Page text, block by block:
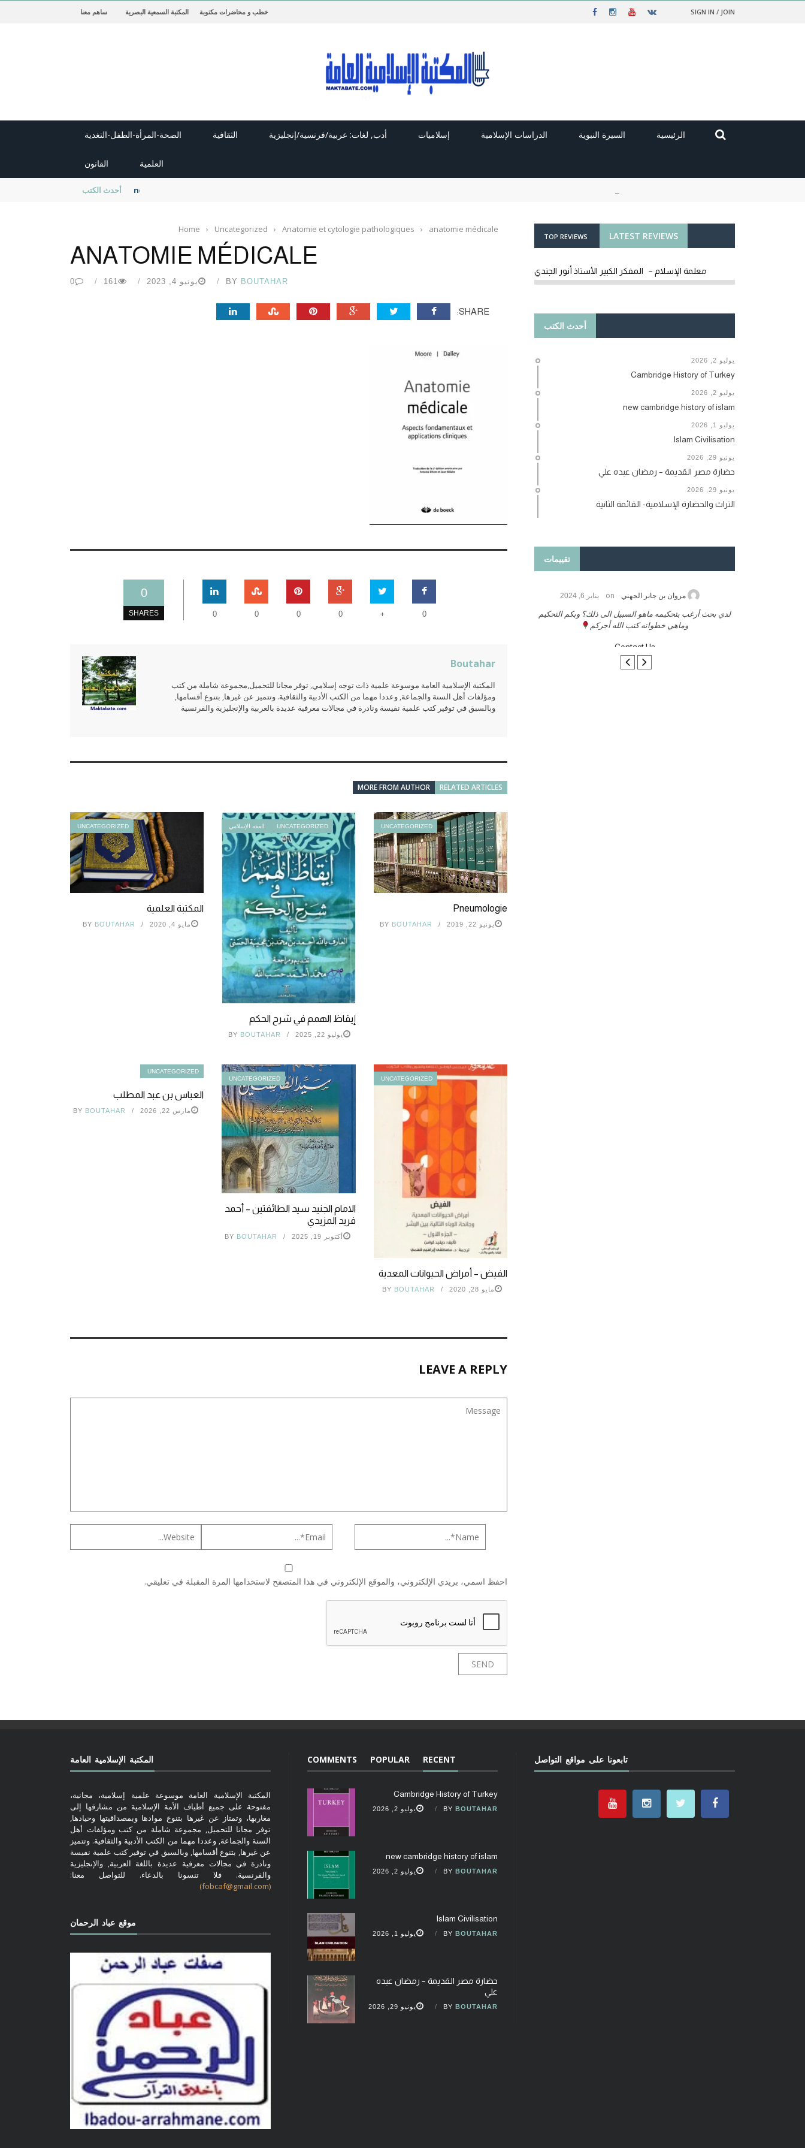
SIGN IN / JOIN خطب و محاضرات مكتوبة المكتبة السمعية البصرية ساهم معنا
الرئيسية السيرة النبوية الدراسات الإسلامية إسلاميات أدب, لغات: عربية/فرنسية/إنجليزية الثقافية الصحة-المرأة-الطفل-التغدية
العلمية القانون
أحدث الكتب new cambridge history of islam
Home › Uncategorized › Anatomie et cytologie pathologiques › anatomie médicale
ANATOMIE MÉDICALE
BY BOUTAHAR يونيو 4, 2023 161
0
SHARE:
0
SHARES 0
+
0
0
0
0
Boutahar
المكتبة الإسلامية العامة موسوعة علمية ذات توجه إسلامي, توفر مجانا للتحميل,مجموعة شاملة من كتب
ومؤلفات أهل السنة والجماعة, وعددا مهما من الكتب الأدبية والثقافية. وتتميز عن غيرها, بتنوع أقسامها,
وبالسبق في توفير كتب علمية نفيسة ونادرة في مجالات معرفية عديدة بالعربية والإنجليزية والفرنسية
RELATED ARTICLES
MORE FROM AUTHOR
UNCATEGORIZED
المكتبة العلمية
مايو 4, 2020 BY BOUTAHAR
UNCATEGORIZED الفقه الإسلامي
إيقاظ الهمم في شرح الحكم
يوليو 22, 2025 BY BOUTAHAR
UNCATEGORIZED
Pneumologie
يونيو 22, 2019 BY BOUTAHAR
UNCATEGORIZED
العباس بن عبد المطلب
مارس 22, 2026 BY BOUTAHAR
UNCATEGORIZED
الامام الجنيد سيد الطائفتين – أحمد
فريد المزيدي
أكتوبر 19, 2025 BY BOUTAHAR
UNCATEGORIZED
الفيض – أمراض الحيوانات المعدية
مايو 28, 2020 BY BOUTAHAR
LEAVE A REPLY
احفظ اسمي، بريدي الإلكتروني، والموقع الإلكتروني في هذا المتصفح لاستخدامها المرة المقبلة في تعليقي.
LATEST REVIEWS
TOP REVIEWS
معلمة الإسلام – المفكر الكبير الأستاذ أنور الجندي
أحدث الكتب
يوليو 2, 2026
Cambridge History of Turkey
يوليو 2, 2026
new cambridge history of islam
يوليو 1, 2026
Islam Civilisation
يونيو 29, 2026
حضارة مصر القديمة – رمضان عبده علي
يونيو 29, 2026
التراث والحضارة الإسلامية- القائمة الثانية
تقييمات
مروان بن جابر الجهني on يناير 6, 2024
لدي بحث أرغب بتحكيمه ماهو السبيل الى ذلك؟ وبكم التحكيم
وماهي خطواته كتب الله أجركم
Contact Us
المكتبة الإسلامية العامة
المكتبة الإسلامية العامة موسوعة علمية إسلامية، مجانية،
مفتوحة على جميع أطياف الأمة الإسلامية من مشارقها إلى
مغاربها، وتمتاز عن غيرها بتنوع موادها وبمصداقيتها وحيادها,
توفر مجانا للتحميل, مجموعة شاملة من كتب ومؤلفات أهل
السنة والجماعة, وعددا مهما من الكتب الأدبية والثقافية. وتتميز
عن غيرها, بتنوع أقسامها, وبالسبق في توفير كتب علمية نفيسة
ونادرة في مجالات معرفية عديدة باللغة العربية, والإنجليزية
والفرنسية. فلا تنسونا بالدعاء. للتواصل معنا:
(fobcaf@gmail.com)
موقع عباد الرحمان
RECENT
POPULAR
COMMENTS
Cambridge History of Turkey
BY BOUTAHAR يوليو 2, 2026
new cambridge history of islam
BY BOUTAHAR يوليو 2, 2026
Islam Civilisation
BY BOUTAHAR يوليو 1, 2026
حضارة مصر القديمة – رمضان عبده
علي
BY BOUTAHAR يونيو 29, 2026
تابعونا على مواقع التواصل